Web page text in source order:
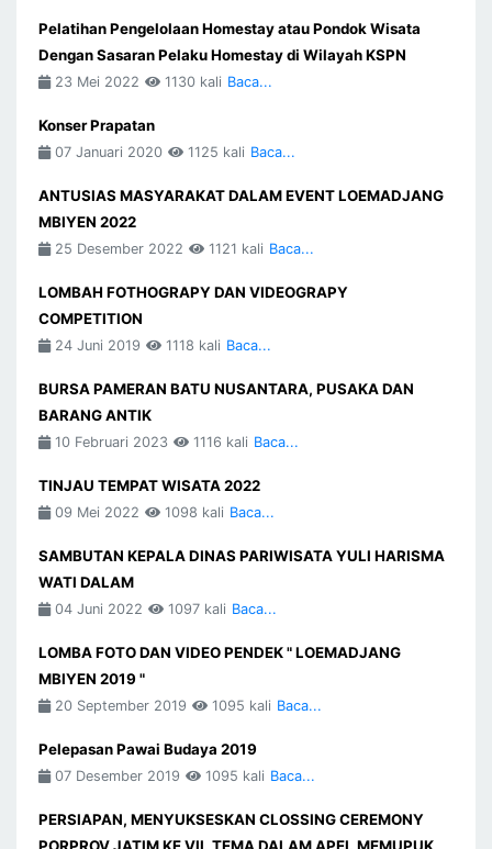
Pelatihan Pengelolaan Homestay atau Pondok Wisata
Dengan Sasaran Pelaku Homestay di Wilayah KSPN
23 Mei 2022 1130 kali Baca...
Konser Prapatan
07 Januari 2020 1125 kali Baca...
ANTUSIAS MASYARAKAT DALAM EVENT LOEMADJANG
MBIYEN 2022
25 Desember 2022 1121 kali Baca...
LOMBAH FOTHOGRAPY DAN VIDEOGRAPY
COMPETITION
24 Juni 2019 1118 kali Baca...
BURSA PAMERAN BATU NUSANTARA, PUSAKA DAN
BARANG ANTIK
10 Februari 2023 1116 kali Baca...
TINJAU TEMPAT WISATA 2022
09 Mei 2022 1098 kali Baca...
SAMBUTAN KEPALA DINAS PARIWISATA YULI HARISMA
WATI DALAM
04 Juni 2022 1097 kali Baca...
LOMBA FOTO DAN VIDEO PENDEK " LOEMADJANG
MBIYEN 2019 "
20 September 2019 1095 kali Baca...
Pelepasan Pawai Budaya 2019
07 Desember 2019 1095 kali Baca...
PERSIAPAN, MENYUKSESKAN CLOSSING CEREMONY